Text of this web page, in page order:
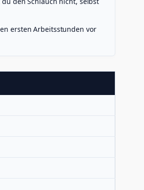
ersten Arbeitsstunden vor